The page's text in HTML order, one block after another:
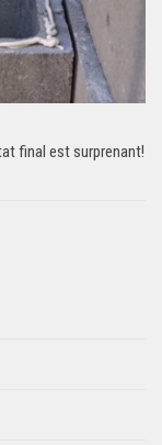
final est surprenant!